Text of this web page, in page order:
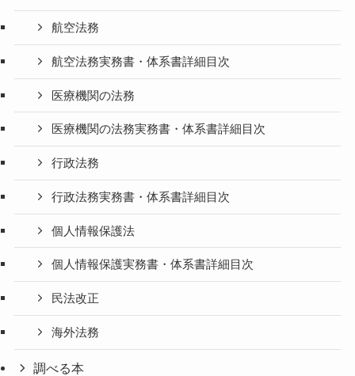
航空法務
航空法務実務書・体系書詳細目次
医療機関の法務
医療機関の法務実務書・体系書詳細目次
行政法務
行政法務実務書・体系書詳細目次
個人情報保護法
個人情報保護実務書・体系書詳細目次
民法改正
海外法務
調べる本